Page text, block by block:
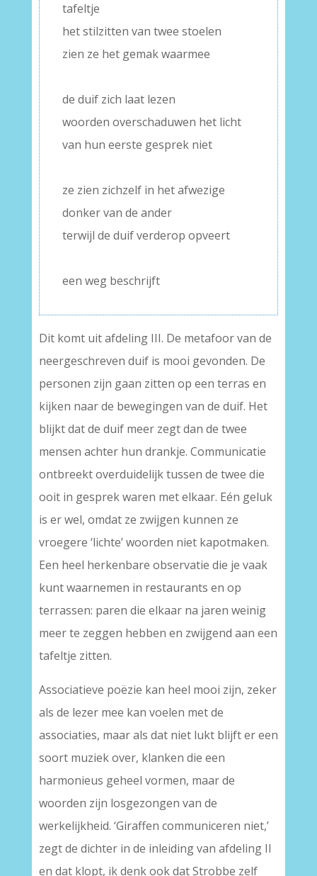
tafeltje
het stilzitten van twee stoelen
zien ze het gemak waarmee
de duif zich laat lezen
woorden overschaduwen het licht
van hun eerste gesprek niet
ze zien zichzelf in het afwezige
donker van de ander
terwijl de duif verderop opveert
een weg beschrijft
Dit komt uit afdeling III. De metafoor van de
neergeschreven duif is mooi gevonden. De
personen zijn gaan zitten op een terras en
kijken naar de bewegingen van de duif. Het
blijkt dat de duif meer zegt dan de twee
mensen achter hun drankje. Communicatie
ontbreekt overduidelijk tussen de twee die
ooit in gesprek waren met elkaar. Eén geluk
is er wel, omdat ze zwijgen kunnen ze
vroegere ‘lichte’ woorden niet kapotmaken.
Een heel herkenbare observatie die je vaak
kunt waarnemen in restaurants en op
terrassen: paren die elkaar na jaren weinig
meer te zeggen hebben en zwijgend aan een
tafeltje zitten.
Associatieve poëzie kan heel mooi zijn, zeker
als de lezer mee kan voelen met de
associaties, maar als dat niet lukt blijft er een
soort muziek over, klanken die een
harmonieus geheel vormen, maar de
woorden zijn losgezongen van de
werkelijkheid. ‘Giraffen communiceren niet,’
zegt de dichter in de inleiding van afdeling II
en dat klopt, ik denk ook dat Strobbe zelf